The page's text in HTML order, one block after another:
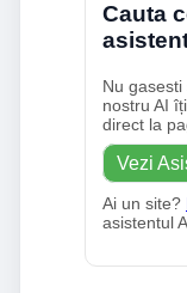
Cauta
Nu
nostru AI
direct la
Vezi
Ai un site?
asistentul